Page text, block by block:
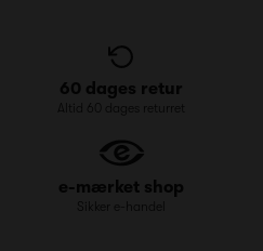
60 dages retur
Altid 60 dages returret
e-mærket shop
Sikker e-handel